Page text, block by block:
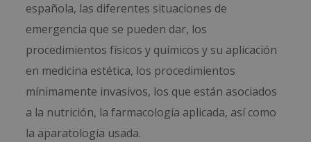
española, las diferentes situaciones de
emergencia que se pueden dar, los
procedimientos físicos y químicos y su aplicación
en medicina estética, los procedimientos
mínimamente invasivos, los que están asociados
a la nutrición, la farmacología aplicada, así como
la aparatología usada.